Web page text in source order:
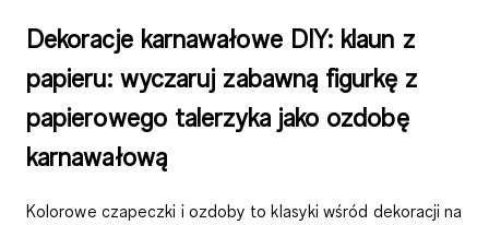
Dekoracje karnawałowe DIY: klaun z
papieru: wyczaruj zabawną figurkę z
papierowego talerzyka jako ozdobę
karnawałową
Kolorowe czapeczki i ozdoby to klasyki wśród dekoracji na